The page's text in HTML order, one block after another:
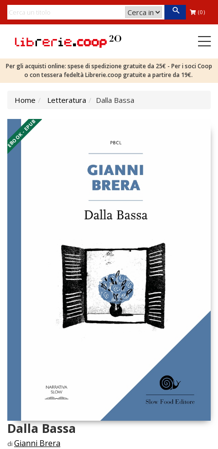
(0)
Per gli acquisti online: spese di spedizione gratuite da 25€ - Per i soci Coop
o con tessera fedeltà Librerie.coop gratuite a partire da 19€.
Home Letteratura Dalla Bassa
EBOOK - EPUB
Dalla Bassa
di Gianni Brera